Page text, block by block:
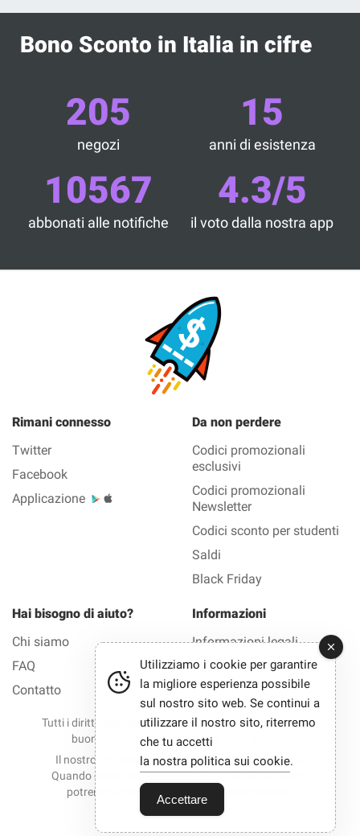
Bono Sconto in Italia in cifre
205
negozi
15
anni di esistenza
10567
abbonati alle notifiche
4.3/5
il voto dalla nostra app
Rimani connesso
Twitter
Facebook
Applicazione
Da non perdere
Codici promozionali
esclusivi
Codici promozionali
Newsletter
Codici sconto per studenti
Saldi
Black Friday
Hai bisogno di aiuto?
Chi siamo
FAQ
Contatto
Informazioni
Informazioni legali
Privacy
Tutti i diritti riservati © 2012-2026 Bono Sconto — Tutti i
buoni affari e i codici sconto in Italia in 1 clic
Il nostro sito partecipa a programmi di affiliazione.
Quando clicca su alcuni link ed effettua un acquisto,
potremmo talvolta ricevere una commissione.
Utilizziamo i cookie per garantire
la migliore esperienza possibile
sul nostro sito web. Se continui a
utilizzare il nostro sito, riterremo
che tu accetti
la nostra politica sui cookie.
Accettare